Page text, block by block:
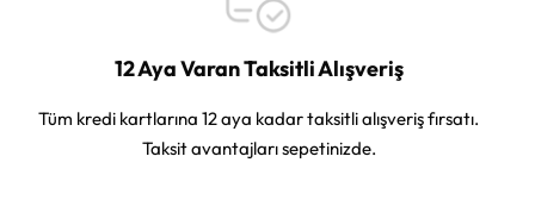
12 Aya Varan Taksitli Alışveriş
Tüm kredi kartlarına 12 aya kadar taksitli alışveriş fırsatı.
Taksit avantajları sepetinizde.